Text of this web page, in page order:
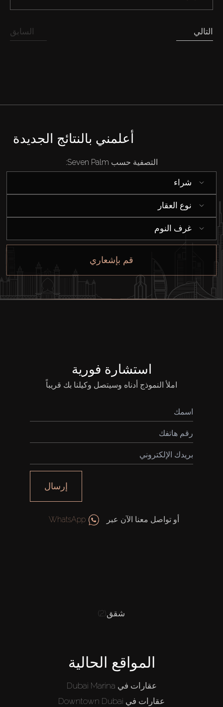
بيع
السابق التالي
أعلمني بالنتائج الجديدة
التصفية حسب Seven Palm:
شراء
نوع العقار
غرف النوم
قم بإشعاري
استشارة فورية
املأ النموذج أدناه وسيتصل وكيلنا بك قريباً
إرسال
أو تواصل معنا الآن عبر WhatsApp
شقق(2)
المواقع الحالية
عقارات في Dubai Marina
عقارات في Downtown Dubai